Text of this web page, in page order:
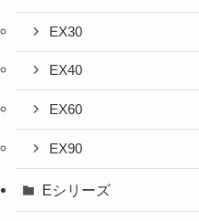
EX30
EX40
EX60
EX90
Eシリーズ